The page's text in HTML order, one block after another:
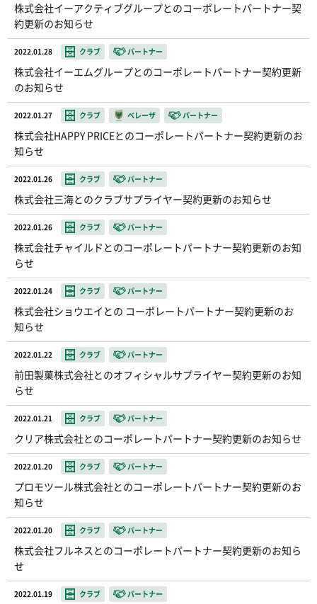
株式会社イーアクティブグループとのコーポレートパートナー契
約更新のお知らせ
2022.01.28 クラブ パートナー
株式会社イーエムグループとのコーポレートパートナー契約更新
のお知らせ
2022.01.27 クラブ ベレーザ パートナー
株式会社HAPPY PRICEとのコーポレートパートナー契約更新のお
知らせ
2022.01.26 クラブ パートナー
株式会社三海とのクラブサプライヤー契約更新のお知らせ
2022.01.26 クラブ パートナー
株式会社チャイルドとのコーポレートパートナー契約更新のお知
らせ
2022.01.24 クラブ パートナー
株式会社ショウエイとの コーポレートパートナー契約更新のお
知らせ
2022.01.22 クラブ パートナー
前田製菓株式会社とのオフィシャルサプライヤー契約更新のお知
らせ
2022.01.21 クラブ パートナー
クリア株式会社とのコーポレートパートナー契約更新のお知らせ
2022.01.20 クラブ パートナー
プロモツール株式会社とのコーポレートパートナー契約更新のお
知らせ
2022.01.20 クラブ パートナー
株式会社フルネスとのコーポレートパートナー契約更新のお知ら
せ
2022.01.19 クラブ パートナー